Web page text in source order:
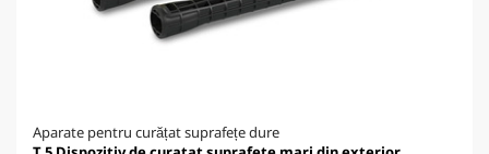
Aparate pentru curățat suprafețe dure